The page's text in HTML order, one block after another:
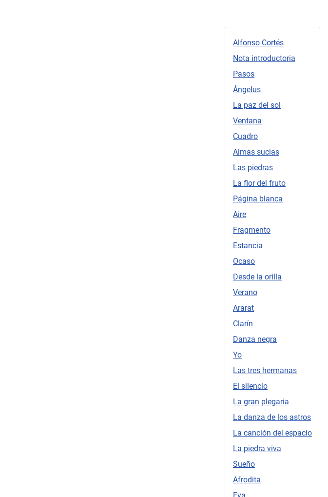
Alfonso Cortés
Nota introductoria
Pasos
Ángelus
La paz del sol
Ventana
Cuadro
Almas sucias
Las piedras
La flor del fruto
Página blanca
Aire
Fragmento
Estancia
Ocaso
Desde la orilla
Verano
Ararat
Clarín
Danza negra
Yo
Las tres hermanas
El silencio
La gran plegaria
La danza de los astros
La canción del espacio
La piedra viva
Sueño
Afrodita